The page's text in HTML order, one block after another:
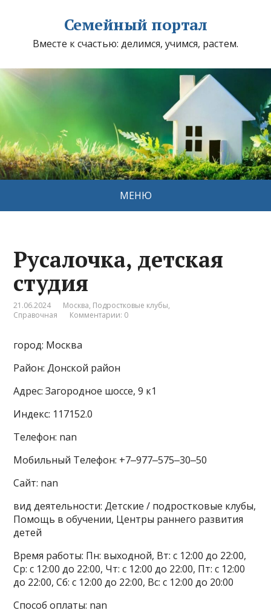
Семейный портал
Вместе к счастью: делимся, учимся, растем.
МЕНЮ
Русалочка, детская
студия
21.06.2024 Москва, Подростковые клубы,
Справочная
Комментарии: 0
город: Москва
Район: Донской район
Адрес: Загородное шоссе, 9 к1
Индекс: 117152.0
Телефон: nan
Мобильный Телефон: +7‒977‒575‒30‒50
Сайт: nan
вид деятельности: Детские / подростковые клубы,
Помощь в обучении, Центры раннего развития
детей
Время работы: Пн: выходной, Вт: с 12:00 до 22:00,
Ср: с 12:00 до 22:00, Чт: с 12:00 до 22:00, Пт: с 12:00
до 22:00, Сб: с 12:00 до 22:00, Вс: с 12:00 до 20:00
Способ оплаты: nan